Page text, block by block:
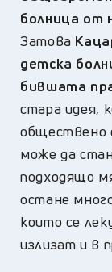
болница от
Затова
детска
бившата
стара идея,
обществено
може да
подходящо
остане
които се
излизат и в